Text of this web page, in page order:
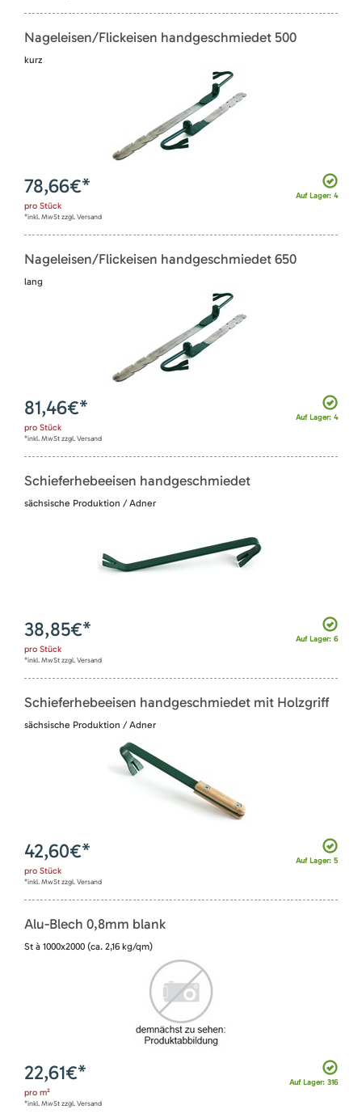
Nageleisen/Flickeisen handgeschmiedet 500
kurz
Auf Lager: 4
78,66€*
pro Stück
*inkl. MwSt zzgl. Versand
Nageleisen/Flickeisen handgeschmiedet 650
lang
Auf Lager: 4
81,46€*
pro Stück
*inkl. MwSt zzgl. Versand
Schieferhebeeisen handgeschmiedet
sächsische Produktion / Adner
Auf Lager: 6
38,85€*
pro Stück
*inkl. MwSt zzgl. Versand
Schieferhebeeisen handgeschmiedet mit Holzgriff
sächsische Produktion / Adner
Auf Lager: 5
42,60€*
pro Stück
*inkl. MwSt zzgl. Versand
Alu-Blech 0,8mm blank
St à 1000x2000 (ca. 2,16 kg/qm)
Auf Lager: 316
22,61€*
pro m²
*inkl. MwSt zzgl. Versand